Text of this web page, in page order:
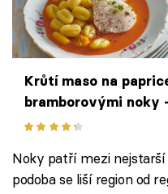
Krůtí maso na
bramborovými noky
známý recept s
Noky patří mezi
podoba se liší region od